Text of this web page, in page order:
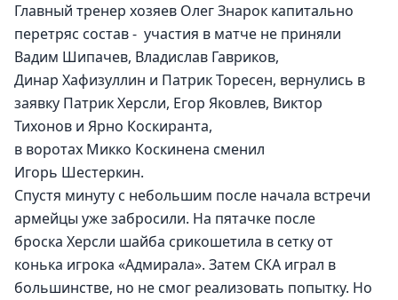
Главный тренер хозяев Олег Знарок капитально
перетряс состав -  участия в матче не приняли
Вадим Шипачев, Владислав Гавриков,
Динар Хафизуллин и Патрик Торесен, вернулись в
заявку Патрик Херсли, Егор Яковлев, Виктор
Тихонов и Ярно Коскиранта,
в воротах Микко Коскинена сменил
Игорь Шестеркин.
Спустя минуту с небольшим после начала встречи
армейцы уже забросили. На пятачке после
броска Херсли шайба срикошетила в сетку от
конька игрока «Адмирала». Затем СКА играл в
большинстве, но не смог реализовать попытку. Но